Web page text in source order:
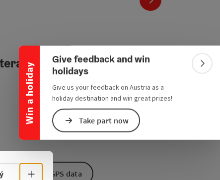
Win a holiday
Collapse banner
Give feedback and win
holidays
Give us your feedback on Austria as a
holiday destination and win great prizes!
Take part now
elevation profile
Download GPS data
Select language - Open menu